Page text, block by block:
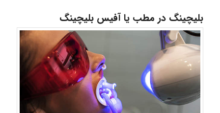
بلیچینگ در مطب یا آفیس بلیچینگ